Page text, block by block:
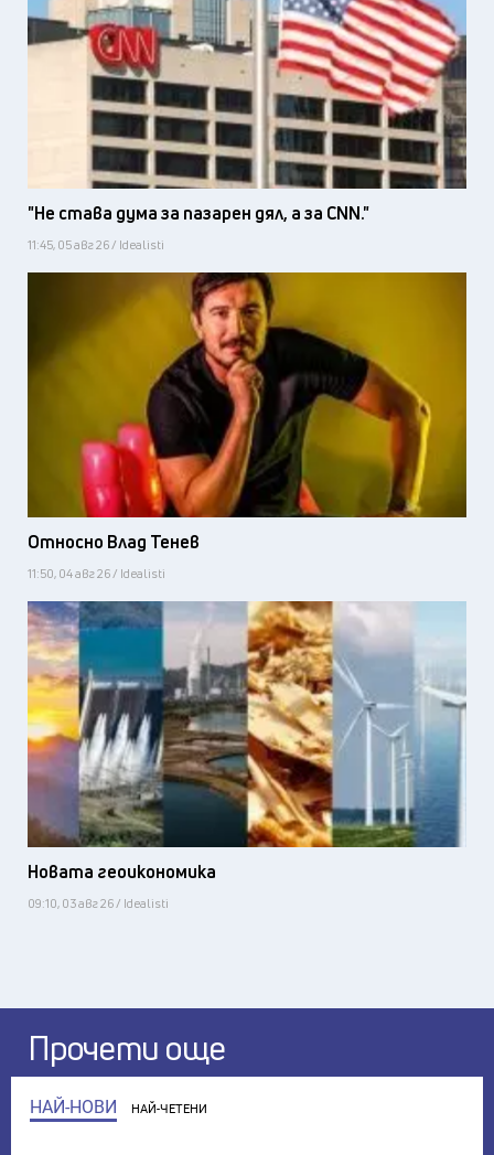
"Не става дума за пазарен дял, а за CNN."
11:45, 05 авг 26 / Idealisti
Относно Влад Тенев
11:50, 04 авг 26 / Idealisti
Новата геоикономика
09:10, 03 авг 26 / Idealisti
Прочети още
НАЙ-НОВИ НАЙ-ЧЕТЕНИ